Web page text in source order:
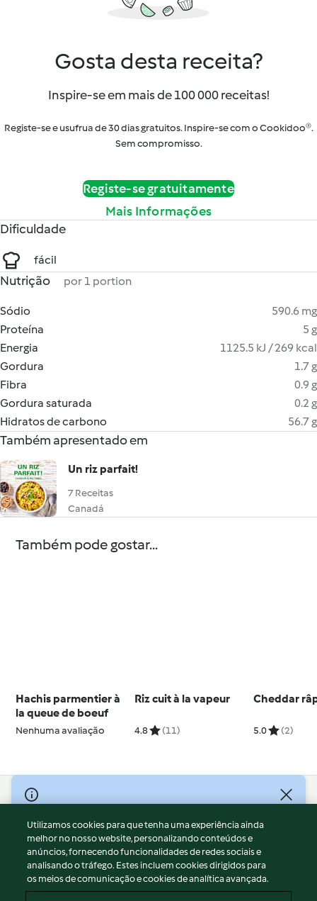
Gosta desta receita?
Inspire-se em mais de 100 000 receitas!
Registe-se e usufrua de 30 dias gratuitos. Inspire-se com o Cookidoo®.
Sem compromisso.
Registe-se gratuitamente
Mais Informações
Dificuldade
fácil
Nutrição por 1 portion
Sódio
590.6 mg
Proteína
5 g
Energia
1125.5 kJ / 269 kcal
Gordura
1.7 g
Fibra
0.9 g
Gordura saturada
0.2 g
Hidratos de carbono
56.7 g
Também apresentado em
Un riz parfait!
7 Receitas
Canadá
Também pode gostar...
Hachis parmentier à
la queue de boeuf
Nenhuma avaliação
Riz cuit à la vapeur
4.8 (11)
Cheddar
5.0 (2)
© Copyright 2026
Termos de Utilização
Aviso sobre Proteção de Dados
Aviso
Apoio legal
Utilizamos cookies para que tenha uma experiência ainda
melhor no nosso website, personalizando conteúdos e
anúncios, fornecendo funcionalidades de redes sociais e
analisando o tráfego. Estes incluem cookies dirigidos para
os meios de comunicação e cookies de analítica avançada.